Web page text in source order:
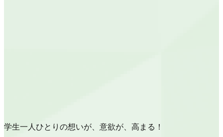
学生一人ひとりの想いが、意欲が、高まる！